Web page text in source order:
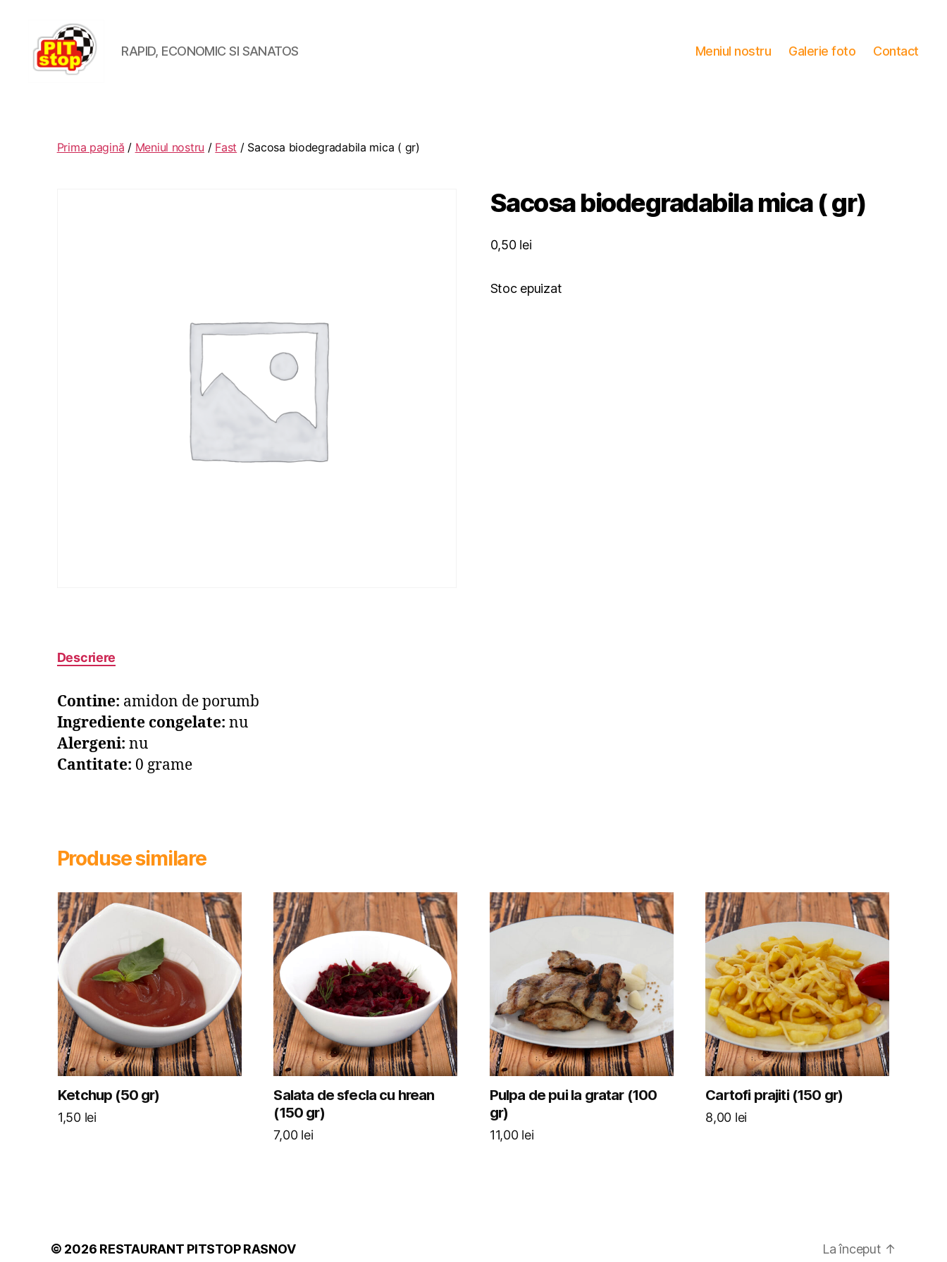
RAPID, ECONOMIC SI SANATOS Meniul nostru Galerie foto Contact
Prima pagină / Meniul nostru / Fast / Sacosa biodegradabila mica ( gr)
Sacosa biodegradabila mica ( gr)
0,50 lei
Stoc epuizat
Descriere
Contine: amidon de porumb
Ingrediente congelate: nu
Alergeni: nu
Cantitate: 0 grame
Produse similare
Ketchup (50 gr)
1,50 lei
Salata de sfecla cu hrean
(150 gr)
7,00 lei
Pulpa de pui la gratar (100
gr)
11,00 lei
Cartofi prajiti (150 gr)
8,00 lei
© 2026 RESTAURANT PITSTOP RASNOV La început ↑